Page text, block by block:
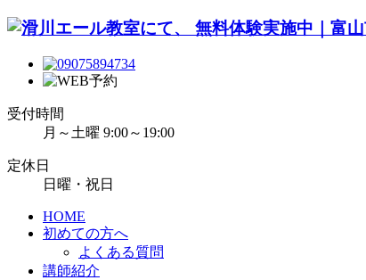
受付時間
月～土曜 9:00～19:00
定休日
日曜・祝日
HOME
初めての方へ
よくある質問
講師紹介